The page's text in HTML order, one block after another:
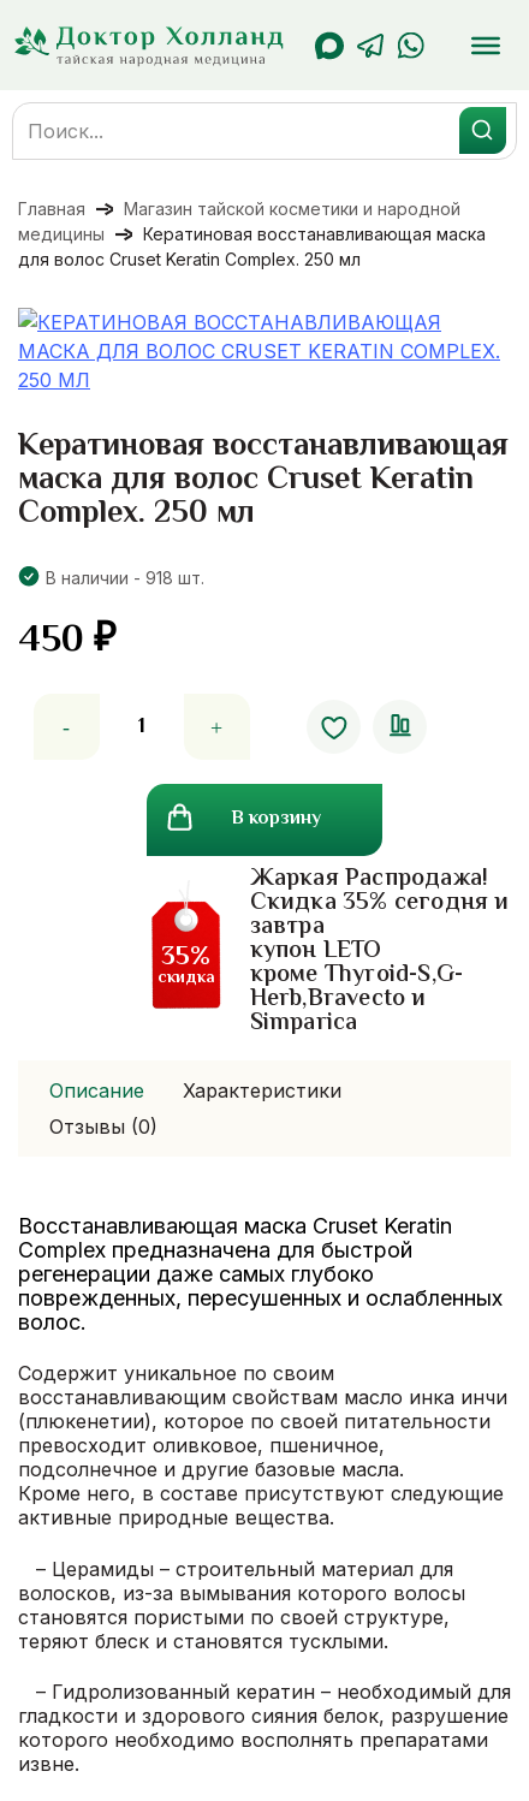
содержанию
Search
for:
Главная
Магазин тайской косметики и народной
медицины
Кератиновая восстанавливающая маска
для волос Cruset Keratin Complex. 250 мл
Кератиновая восстанавливающая
маска для волос Cruset Keratin
Complex. 250 мл
В наличии - 918 шт.
450₽
товара
восстанавливающая
В корзину
Жаркая Распродажа!
Скидка 35% сегодня и
завтра
купон LETO
кроме Thyroid-S,G-
Herb,Bravecto и
Simparica
35%
скидка
Описание
Характеристики
Отзывы (0)
Восстанавливающая маска Cruset Keratin
Complex предназначена для быстрой
регенерации даже самых глубоко
поврежденных, пересушенных и ослабленных
волос.
Содержит уникальное по своим
восстанавливающим свойствам масло инка инчи
(плюкенетии), которое по своей питательности
превосходит оливковое, пшеничное,
подсолнечное и другие базовые масла.
Кроме него, в составе присутствуют следующие
активные природные вещества.
– Церамиды – строительный материал для
волосков, из-за вымывания которого волосы
становятся пористыми по своей структуре,
теряют блеск и становятся тусклыми.
– Гидролизованный кератин – необходимый для
гладкости и здорового сияния белок, разрушение
которого необходимо восполнять препаратами
извне.